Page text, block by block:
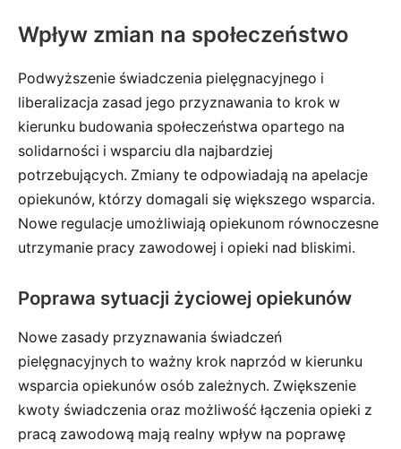
Wpływ zmian na społeczeństwo
Podwyższenie świadczenia pielęgnacyjnego i
liberalizacja zasad jego przyznawania to krok w
kierunku budowania społeczeństwa opartego na
solidarności i wsparciu dla najbardziej
potrzebujących. Zmiany te odpowiadają na apelacje
opiekunów, którzy domagali się większego wsparcia.
Nowe regulacje umożliwiają opiekunom równoczesne
utrzymanie pracy zawodowej i opieki nad bliskimi.
Poprawa sytuacji życiowej opiekunów
Nowe zasady przyznawania świadczeń
pielęgnacyjnych to ważny krok naprzód w kierunku
wsparcia opiekunów osób zależnych. Zwiększenie
kwoty świadczenia oraz możliwość łączenia opieki z
pracą zawodową mają realny wpływ na poprawę